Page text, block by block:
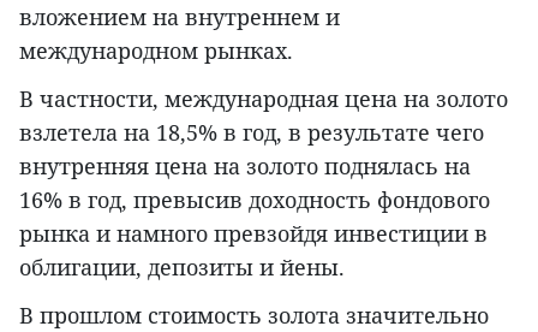
вложением на внутреннем и
международном рынках.
В частности, международная цена на золото
взлетела на 18,5% в год, в результате чего
внутренняя цена на золото поднялась на
16% в год, превысив доходность фондового
рынка и намного превзойдя инвестиции в
облигации, депозиты и йены.
В прошлом стоимость золота значительно